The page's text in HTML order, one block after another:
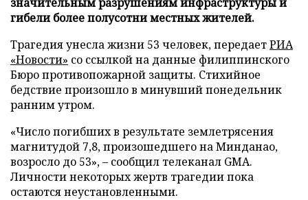
гибели более полусотни местных жителей.
Трагедия унесла жизни 53 человек, передаетРИА
«Новости» со ссылкой на данные филиппинского
Бюро противопожарной защиты. Стихийное
бедствие произошло в минувший понедельник
ранним утром.
«Число погибших в результате землетрясения
магнитудой 7,8, произошедшего на Минданао,
возросло до 53», – сообщил телеканал GMA.
Личности некоторых жертв трагедии пока
остаются неустановленными.